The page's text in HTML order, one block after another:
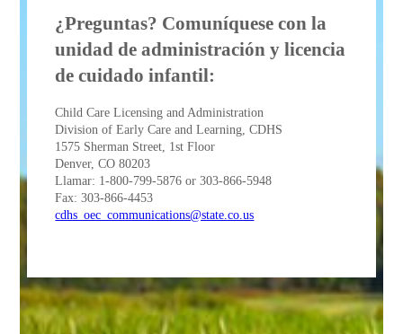
¿Preguntas? Comuníquese con la
unidad de administración y licencia
de cuidado infantil:
Child Care Licensing and Administration
Division of Early Care and Learning, CDHS
1575 Sherman Street, 1st Floor
Denver, CO 80203
Llamar: 1-800-799-5876 or 303-866-5948
Fax: 303-866-4453
cdhs_oec_communications@state.co.us